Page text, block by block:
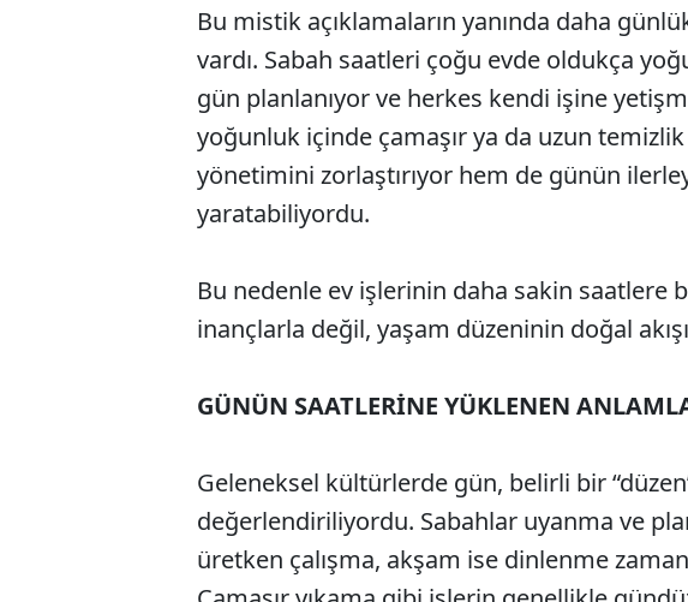
Bu mistik açıklamaların yanında daha
vardı. Sabah saatleri çoğu evde oldukça
gün planlanıyor ve herkes kendi işine
yoğunluk içinde çamaşır ya da uzun
yönetimini zorlaştırıyor hem de günün
yaratabiliyordu.
Bu nedenle ev işlerinin daha sakin saatlere
inançlarla değil, yaşam düzeninin doğal
GÜNÜN SAATLERİNE YÜKLENEN
Geleneksel kültürlerde gün, belirli bir
değerlendiriliyordu. Sabahlar uyanma ve
üretken çalışma, akşam ise dinlenme